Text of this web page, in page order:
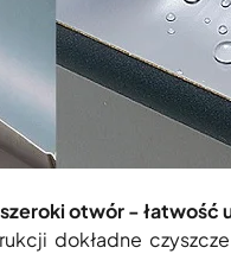
otwór -
dokładne